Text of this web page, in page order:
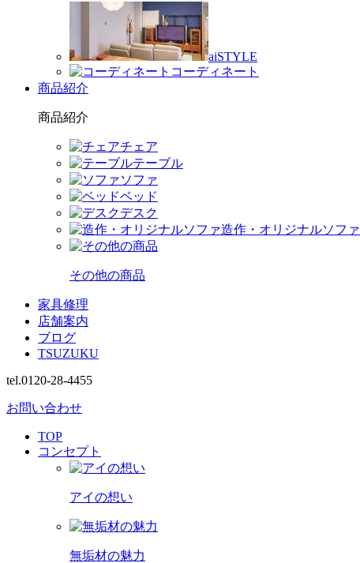
aiSTYLE
コーディネート
商品紹介
商品紹介
チェア
テーブル
ソファ
ベッド
デスク
造作・オリジナルソファ
その他の商品
家具修理
店舗案内
ブログ
TSUZUKU
tel.0120-28-4455
お問い合わせ
TOP
コンセプト
アイの想い
無垢材の魅力